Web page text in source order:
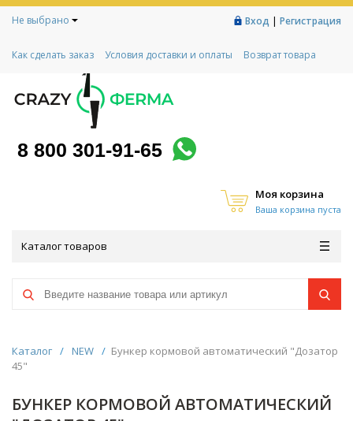
Не выбрано Вход | Регистрация
Как сделать заказ Условия доставки и оплаты
Возврат товара
Контакты
Социальный контракт
Любимая ферма
8 800 301-91-65
Моя корзина
Ваша корзина пуста
Каталог товаров
Каталог / NEW / Бункер кормовой автоматический "Дозатор
45"
БУНКЕР КОРМОВОЙ АВТОМАТИЧЕСКИЙ